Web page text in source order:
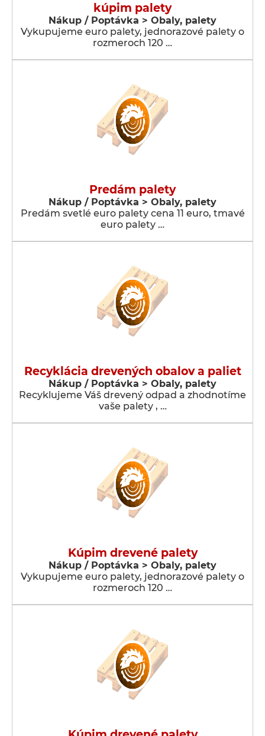
kúpim palety
Nákup / Poptávka > Obaly, palety
Vykupujeme euro palety, jednorazové palety o
rozmeroch 120 …
Predám palety
Nákup / Poptávka > Obaly, palety
Predám svetlé euro palety cena 11 euro, tmavé
euro palety …
Recyklácia drevených obalov a paliet
Nákup / Poptávka > Obaly, palety
Recyklujeme Váš drevený odpad a zhodnotíme
vaše palety , …
Kúpim drevené palety
Nákup / Poptávka > Obaly, palety
Vykupujeme euro palety, jednorazové palety o
rozmeroch 120 …